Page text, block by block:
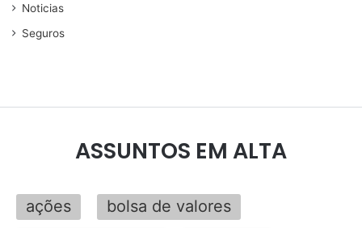
Noticias
Seguros
ASSUNTOS EM ALTA
ações
bolsa de valores